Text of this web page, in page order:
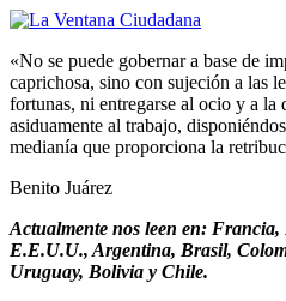
«No se puede gobernar a base de
caprichosa, sino con sujeción a las
fortunas, ni entregarse al ocio y a la
asiduamente al trabajo,
medianía que proporciona la
Benito Juárez
Actualmente nos leen en:
E.E.U.U., Argentina, Brasil,
Uruguay, Bolivia y Chile.